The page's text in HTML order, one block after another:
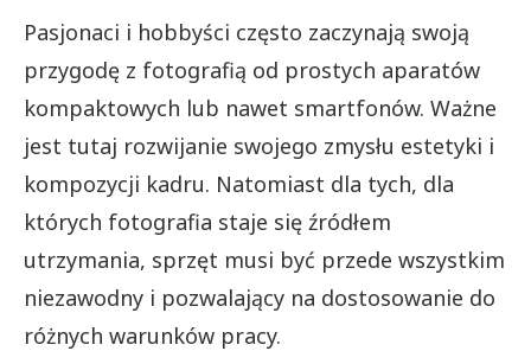
Pasjonaci i hobbyści często zaczynają swoją
przygodę z fotografią od prostych aparatów
kompaktowych lub nawet smartfonów. Ważne
jest tutaj rozwijanie swojego zmysłu estetyki i
kompozycji kadru. Natomiast dla tych, dla
których fotografia staje się źródłem
utrzymania, sprzęt musi być przede wszystkim
niezawodny i pozwalający na dostosowanie do
różnych warunków pracy.